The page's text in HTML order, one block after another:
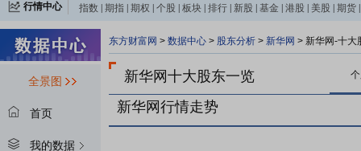
行情中心 指数 期指 期权 个股 板块 排行 新股 基金 港股 美股 期货
全景图
首页
我的数据
东方财富网 > 数据中心 > 股东分析 > 新华网 > 新华网-十大
新华网十大股东一览
新华网行情走势